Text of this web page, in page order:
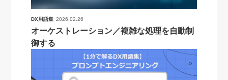
DX用語集 2026.02.26
オーケストレーション／複雑な処理を自動制
御する